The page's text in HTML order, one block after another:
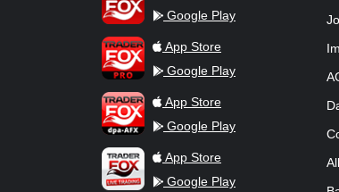
Google Play
TraderFox ProApp Store
Google Play
TraderFox dpa-AFX ProFeed
App Store
Google Play
TraderFox Live Trading
App Store
Google Play